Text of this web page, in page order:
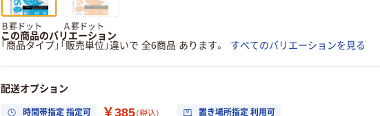
Ｂ罫ドット Ａ罫ドット
この商品のバリエーション
「商品タイプ」「販売単位」違いで 全6商品 あります。
すべてのバリエーションを見る
配送オプション
時間帯指定 指定可 ￥385（税込） 置き場所指定 利用可